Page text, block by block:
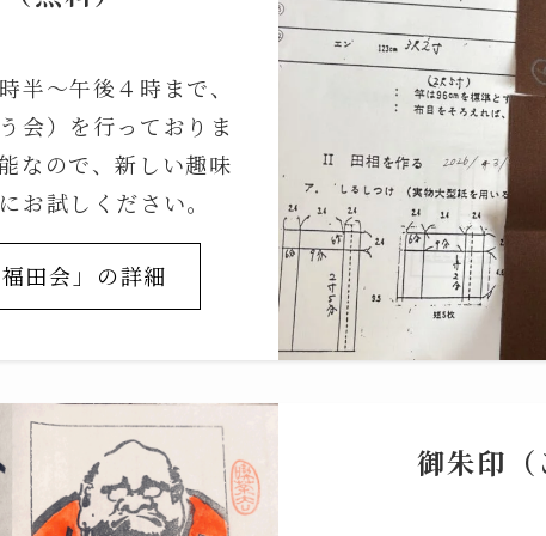
半～午後４時まで、
会）を行っておりま
なので、新しい趣味
お試しください。
田会」の詳細
御朱印